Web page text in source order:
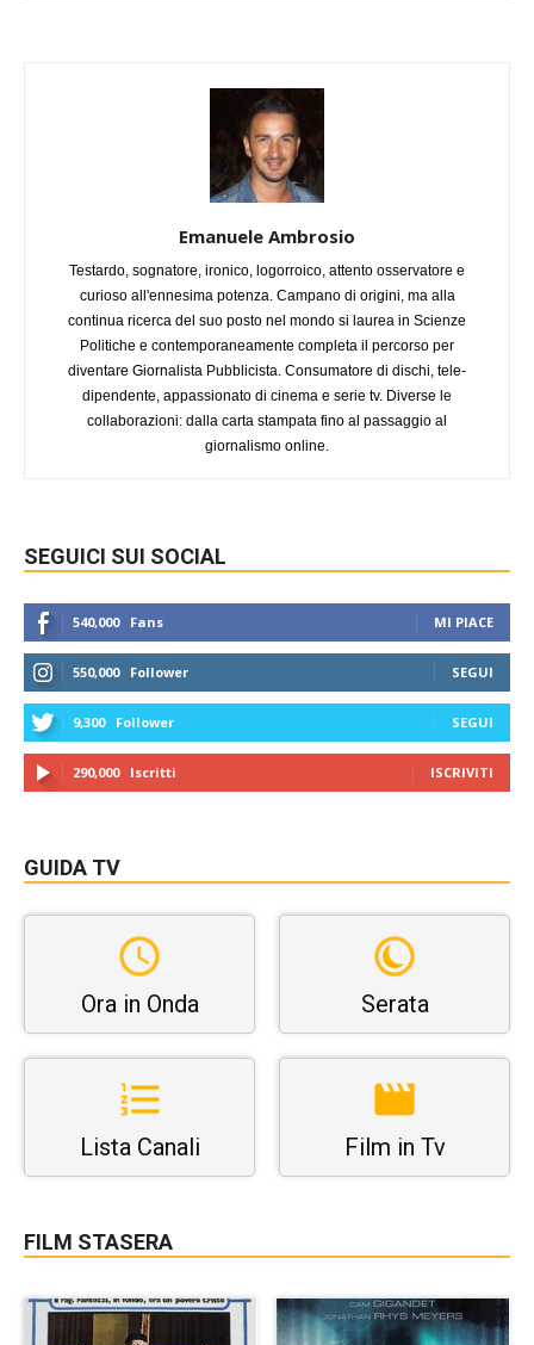
Emanuele Ambrosio
Testardo, sognatore, ironico, logorroico, attento osservatore e
curioso all'ennesima potenza. Campano di origini, ma alla
continua ricerca del suo posto nel mondo si laurea in Scienze
Politiche e contemporaneamente completa il percorso per
diventare Giornalista Pubblicista. Consumatore di dischi, tele-
dipendente, appassionato di cinema e serie tv. Diverse le
collaborazioni: dalla carta stampata fino al passaggio al
giornalismo online.
SEGUICI SUI SOCIAL
540,000 Fans MI PIACE
550,000 Follower SEGUI
9,300 Follower SEGUI
290,000 Iscritti ISCRIVITI
GUIDA TV
Ora in Onda Serata
Lista Canali Film in Tv
FILM STASERA